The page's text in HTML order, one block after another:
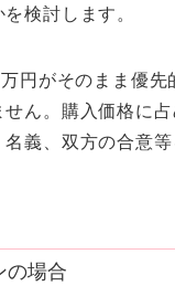
検討します。
円がそのまま優先
せん。購入価格に
義、双方の合意等
の場合